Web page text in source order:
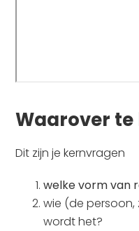
Waarover te
Dit zijn je kernvragen
welke vorm van
wie (de
wordt het?